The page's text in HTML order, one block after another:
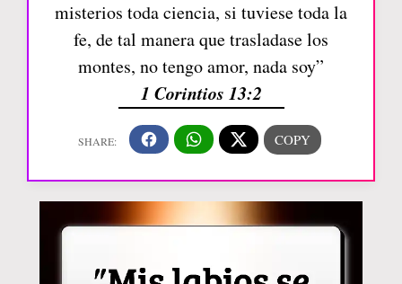
misterios toda ciencia, si tuviese toda la
fe, de tal manera que trasladase los
montes, no tengo amor, nada soy”
1 Corintios 13:2